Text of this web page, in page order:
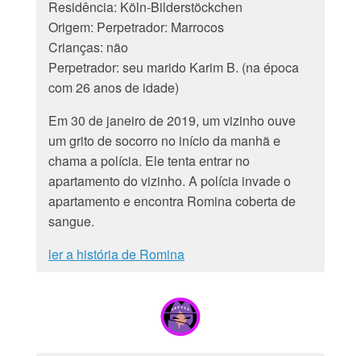
Residência: Köln-Bilderstöckchen
Origem: Perpetrador: Marrocos
Crianças: não
Perpetrador: seu marido Karim B. (na época
com 26 anos de idade)
Em 30 de janeiro de 2019, um vizinho ouve
um grito de socorro no início da manhã e
chama a polícia. Ele tenta entrar no
apartamento do vizinho. A polícia invade o
apartamento e encontra Romina coberta de
sangue.
ler a história de Romina